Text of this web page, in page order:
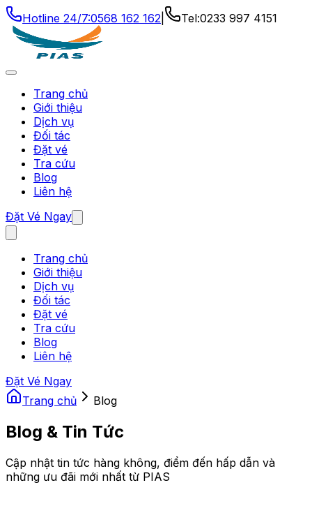
Hotline 24/7:0568 162 162 Tel:0233 997 4151
Trang chủ
Giới thiệu
Dịch vụ
Đối tác
Đặt vé
Tra cứu
Blog
Liên hệ
Đặt Vé Ngay
Trang chủ
Giới thiệu
Dịch vụ
Đối tác
Đặt vé
Tra cứu
Blog
Liên hệ
Đặt Vé Ngay
Trang chủ
Blog
Blog & Tin Tức
Cập nhật tin tức hàng không, điểm đến hấp dẫn và
những ưu đãi mới nhất từ PIAS